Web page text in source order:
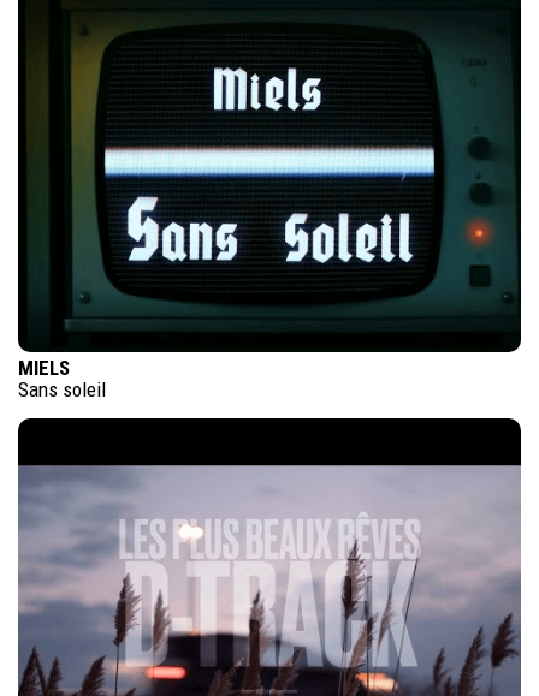
MIELS
Sans soleil